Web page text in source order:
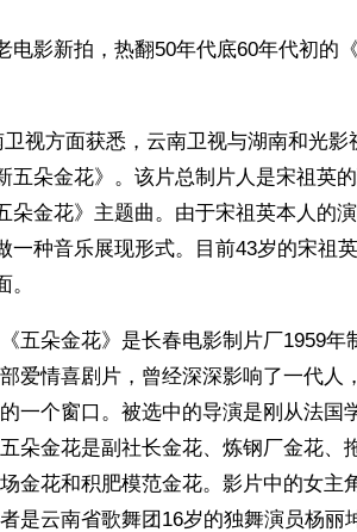
电影新拍，热翻50年代底60年代初的
视方面获悉，云南卫视与湖南和光影
五朵金花》。该片总制片人是宋祖英
朵金花》主题曲。由于宋祖英本人的
一种音乐展现形式。目前43岁的宋祖
《五朵金花》是长春电影制片厂1959
部爱情喜剧片，曾经深深影响了一代人
的一个窗口。被选中的导演是刚从法国
五朵金花是副社长金花、炼钢厂金花、
场金花和积肥模范金花。影片中的女主
者是云南省歌舞团16岁的独舞演员杨丽